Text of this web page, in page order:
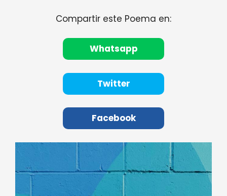
Compartir este Poema en:
Whatsapp
Twitter
Facebook